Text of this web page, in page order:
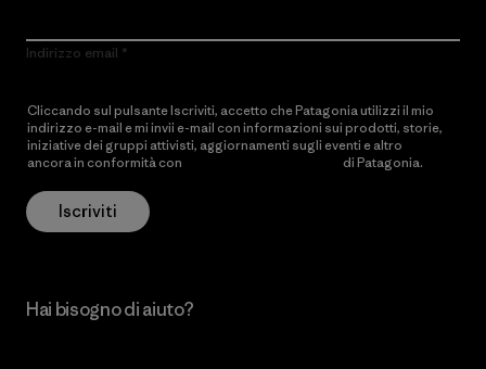
Indirizzo email
Cliccando sul pulsante Iscriviti, accetto che Patagonia utilizzi il mio
indirizzo e-mail e mi invii e-mail con informazioni sui prodotti, storie,
iniziative dei gruppi attivisti, aggiornamenti sugli eventi e altro
ancora in conformità con
di Patagonia.
Iscriviti
Hai bisogno di aiuto?